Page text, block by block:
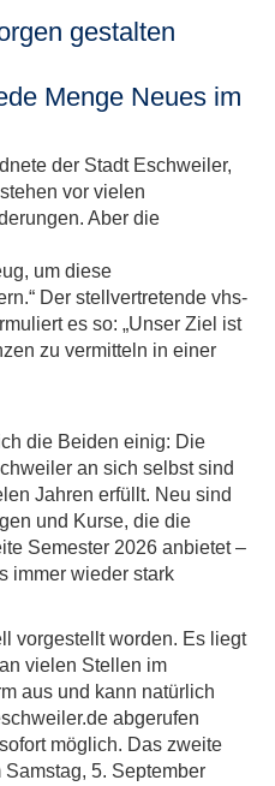
gestalten
Menge Neues im
der Stadt Eschweiler,
vor vielen
Aber die
um diese
Der stellvertretende vhs-
es so: „Unser Ziel ist
zu vermitteln in einer
die Beiden einig: Die
an sich selbst sind
Jahren erfüllt. Neu sind
und Kurse, die die
Semester 2026 anbietet –
immer wieder stark
vorgestellt worden. Es liegt
vielen Stellen im
aus und kann natürlich
abgerufen
möglich. Das zweite
5. September